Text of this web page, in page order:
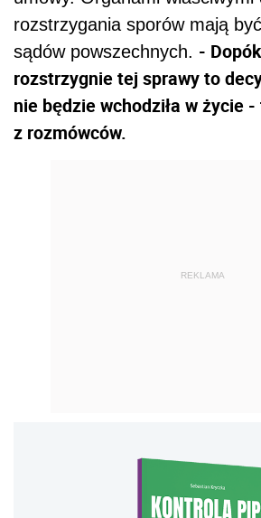
rozstrzygania sporów mają
sądów powszechnych. -
rozstrzygnie tej sprawy to
nie będzie wchodziła w życie -
z rozmówców.
REKLAMA